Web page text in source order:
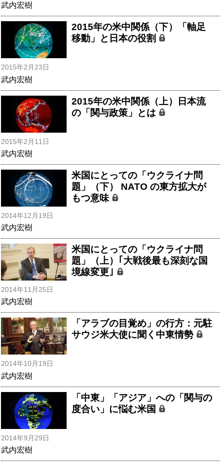
武内宏樹
2015年の米中関係（下）「軸足
移動」と日本の役割
2015年2月23日
武内宏樹
2015年の米中関係（上）日本流
の「関与政策」とは
2015年2月11日
武内宏樹
米国にとっての「ウクライナ問
題」（下） NATO の東方拡大が
もつ意味
2014年12月19日
武内宏樹
米国にとっての「ウクライナ問
題」（上）｢大戦後最も深刻な国
境線変更｣
2014年11月25日
武内宏樹
「アラブの目覚め」の行方：元駐
サウジ米大使に聞く中東情勢
2014年10月19日
武内宏樹
「中東」「アジア」への「関与の
度合い」に悩む米国
2014年9月29日
武内宏樹